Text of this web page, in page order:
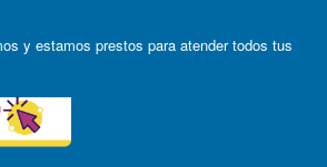
y estamos prestos para atender todos tus